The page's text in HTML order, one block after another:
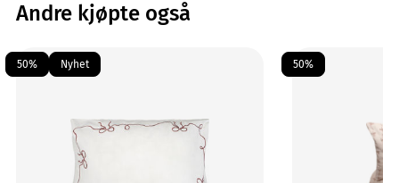
Andre kjøpte også
50% Nyhet 50%